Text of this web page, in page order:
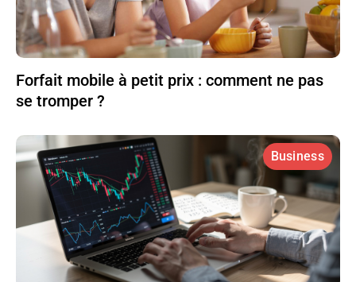
Forfait mobile à petit prix : comment ne pas
se tromper ?
Business